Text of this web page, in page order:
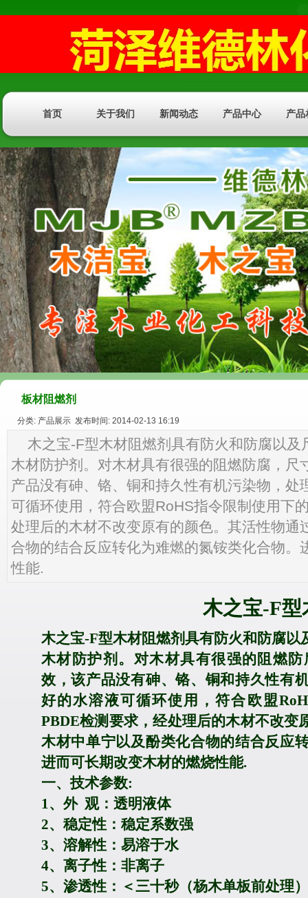
首页 关于我们 新闻动态 产品中心 产品
板材阻燃剂
分类: 产品展示 发布时间: 2014-02-13 16:19
木之宝-F型木材阻燃剂具有防火和防腐以
木材防护剂。对木材具有很强的阻燃防腐，尺
产品没有砷、铬、铜和持久性有机污染物，处
可循环使用，符合欧盟RoHS指令限制使用下
处理后的木材不改变原有的颜色。其活性物通
合物的结合反应转化为难燃的氮铵类化合物。
性能.
木之宝-F型
木之宝-F型木材阻燃剂具有防火和防腐以
木材防护剂。对木材具有很强的阻燃
效，该产品没有砷、铬、铜和持久性有
好的水溶液可循环使用，符合欧盟
PBDE检测要求，经处理后的木材不改变
木材中单宁以及酚类化合物的结合反应
进而可长期改变木材的燃烧性能.
一、技术参数:
1、外 观：透明液体
2、稳定性：稳定系数强
3、溶解性：易溶于水
4、离子性：非离子
5、渗透性：＜三十秒（杨木单板前处理）